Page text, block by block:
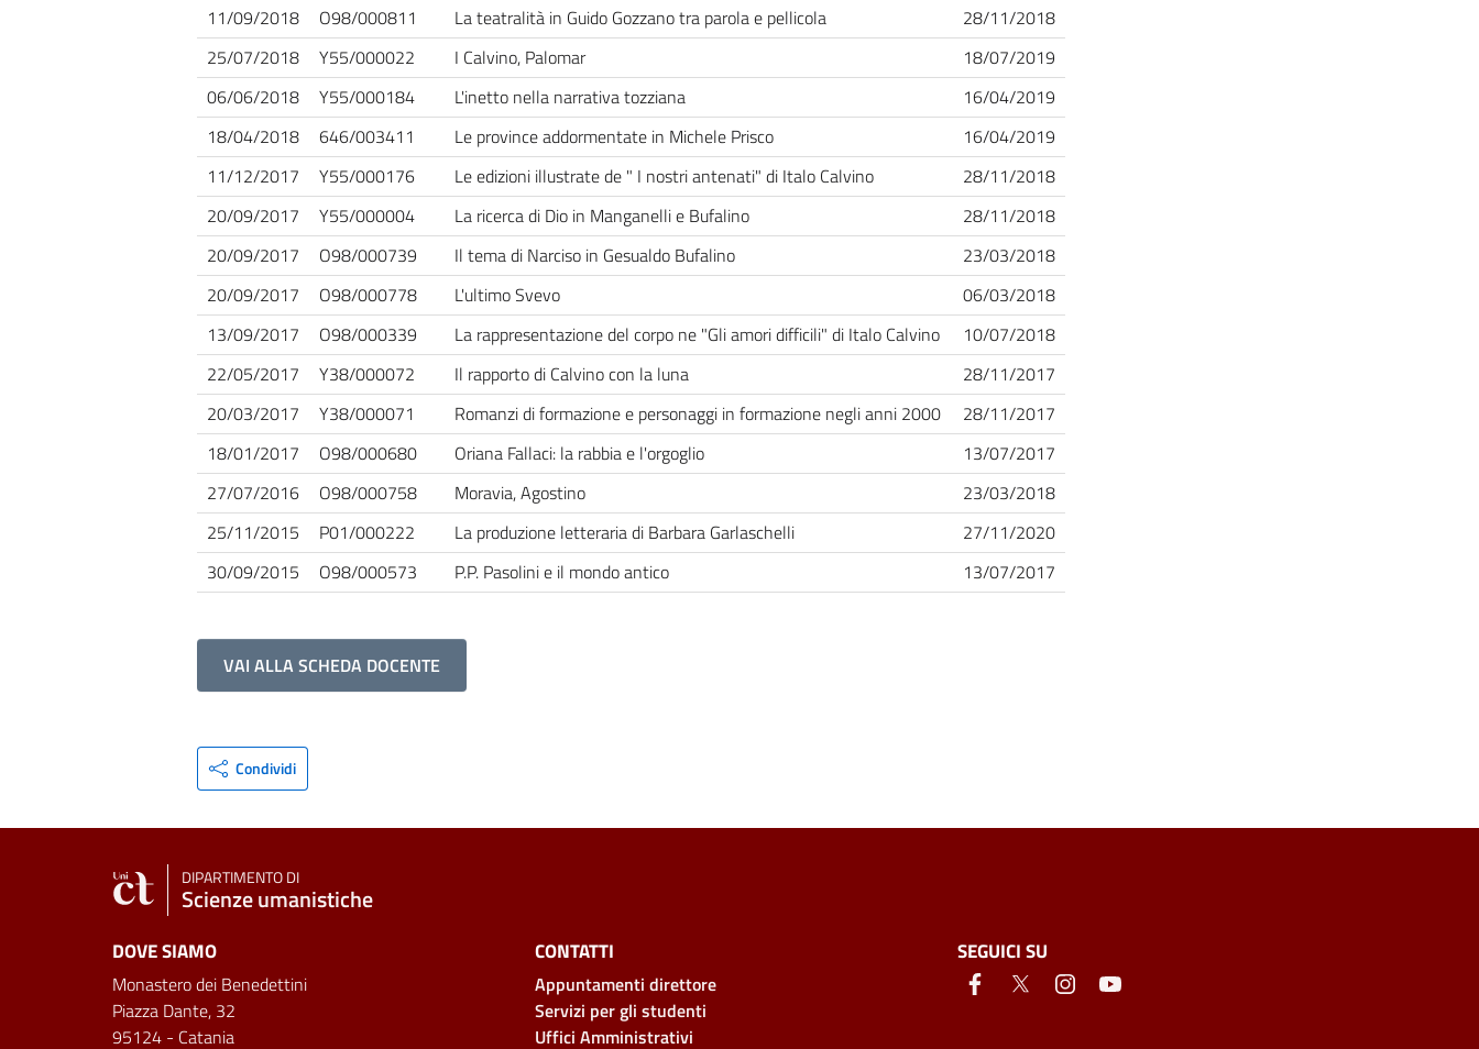
11/09/2018
O98/000811 La teatralità in Guido Gozzano tra parola e pellicola
28/11/2018
25/07/2018
Y55/000022 I Calvino, Palomar
18/07/2019
06/06/2018
Y55/000184 L'inetto nella narrativa tozziana
16/04/2019
18/04/2018
646/003411 Le province addormentate in Michele Prisco
16/04/2019
11/12/2017
Y55/000176 Le edizioni illustrate de " I nostri antenati" di Italo Calvino
28/11/2018
20/09/2017
Y55/000004 La ricerca di Dio in Manganelli e Bufalino
28/11/2018
20/09/2017
O98/000739 Il tema di Narciso in Gesualdo Bufalino
23/03/2018
20/09/2017
O98/000778 L'ultimo Svevo
06/03/2018
13/09/2017
O98/000339 La rappresentazione del corpo ne "Gli amori difficili" di Italo Calvino
10/07/2018
22/05/2017
Y38/000072 Il rapporto di Calvino con la luna
28/11/2017
20/03/2017
Y38/000071 Romanzi di formazione e personaggi in formazione negli anni 2000
28/11/2017
18/01/2017
O98/000680 Oriana Fallaci: la rabbia e l'orgoglio
13/07/2017
27/07/2016
O98/000758 Moravia, Agostino
23/03/2018
25/11/2015
P01/000222 La produzione letteraria di Barbara Garlaschelli
27/11/2020
30/09/2015
O98/000573 P.P. Pasolini e il mondo antico 13/07/2017
VAI ALLA SCHEDA DOCENTE
Condividi
DIPARTIMENTO DI
Scienze umanistiche
DOVE SIAMO
Monastero dei Benedettini
Piazza Dante, 32
95124 - Catania
CONTATTI
Appuntamenti direttore
Servizi per gli studenti
Uffici Amministrativi
SEGUICI SU